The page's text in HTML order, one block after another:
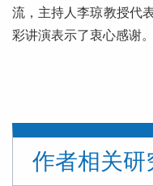
流，主持人李琼教授代
彩讲演表示了衷心感谢
作者相关研